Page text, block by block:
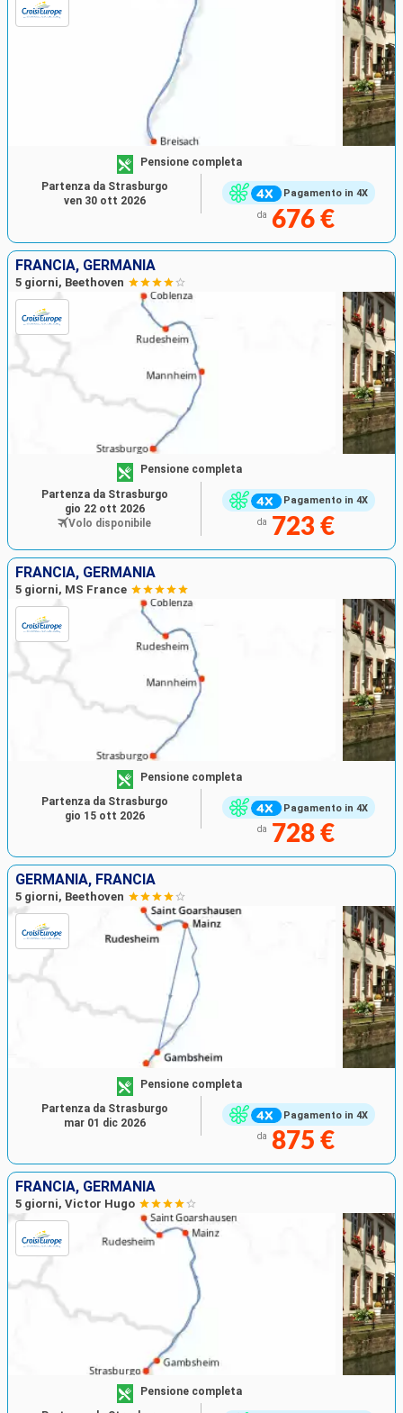
Pagamento in 4X
Pensione completa
da 676 €
Partenza da Strasburgo
ven 30 ott 2026
FRANCIA, GERMANIA
5 giorni, Beethoven
Pagamento in 4X
Pensione completa
da 723 €
Partenza da Strasburgo
gio 22 ott 2026
Volo disponibile
FRANCIA, GERMANIA
5 giorni, MS France
Pagamento in 4X
Pensione completa
da 728 €
Partenza da Strasburgo
gio 15 ott 2026
GERMANIA, FRANCIA
5 giorni, Beethoven
Pagamento in 4X
Pensione completa
da 875 €
Partenza da Strasburgo
mar 01 dic 2026
FRANCIA, GERMANIA
5 giorni, Victor Hugo
Pensione completa